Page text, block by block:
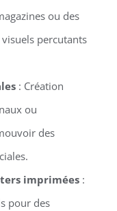
ou des
percutants
: Création
ou
des
imprimées:
pour des